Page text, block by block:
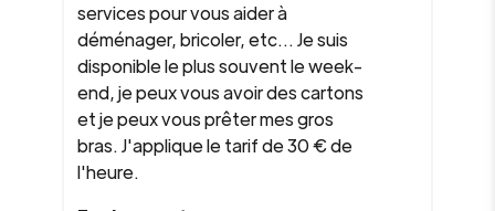
services pour vous aider à
déménager, bricoler, etc... Je suis
disponible le plus souvent le week-
end, je peux vous avoir des cartons
et je peux vous prêter mes gros
bras. J'applique le tarif de 30 € de
l'heure.